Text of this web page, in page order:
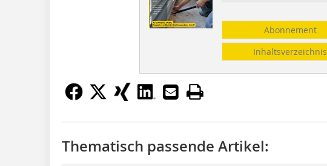
Abonnement
Inhaltsverzeichnis
Thematisch passende Artikel: